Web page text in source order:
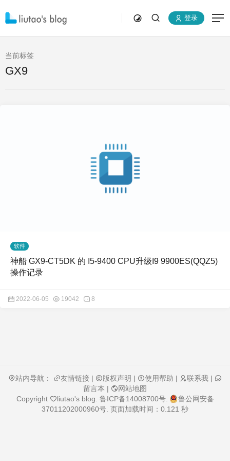
登录
当前标签
GX9
软件
神船 GX9-CT5DK 的 I5-9400 CPU升级I9 9900ES(QQZ5)
操作记录
2022-06-05 19042 8
站内导航： 友情链接 | 版权声明 | 使用帮助 | 联系我 |
留言本 |
网站地图
Copyright
liutao's blog 鲁ICP备14008700号.
鲁公网安备
37011202000960号 . 页面加载时间：0.121 秒